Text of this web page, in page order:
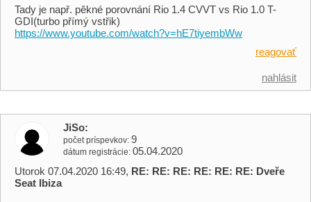
Tady je např. pěkné porovnání Rio 1.4 CVVT vs Rio 1.0 T-
GDI(turbo přímý vstřik)
https://www.youtube.com/watch?v=hE7tiyembWw
reagovať
nahlásit
JiSo
počet príspevkov 9
dátum registrácie 05.04.2020
Utorok 07.04.2020 16:49, RE: RE: RE: RE: RE: RE: Dveře
Seat Ibiza